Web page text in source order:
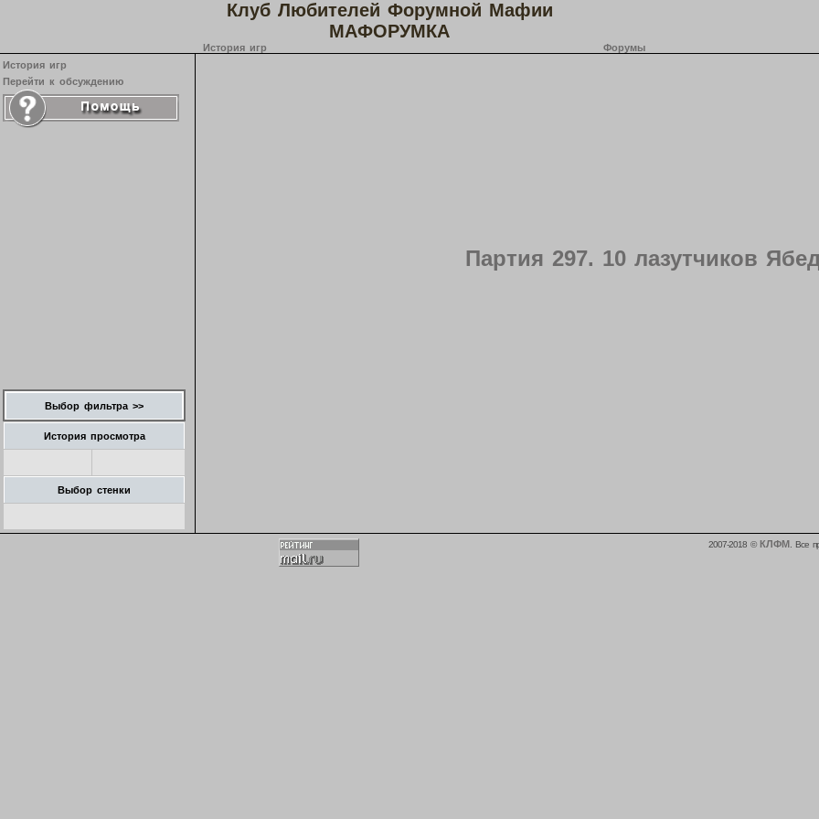
Клуб Любителей Форумной Мафии
МАФОРУМКА
История игр Форумы
История игр
Перейти к обсуждению
Выбор фильтра >>
История просмотра
Выбор стенки
Партия 297. 10 лазутчиков
2007-2018 © КЛФМ . Все